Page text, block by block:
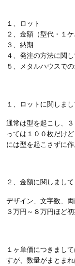
１、ロット
２、金額（型代・１ケ
３、納期
４、発注の方法に関し
５、メタルハウスで
１、ロットに関しまし
通常は型を起こし、
っては１００枚だけ
には型を起こさずに
２、金額に関しまし
デザイン、文字数、
３万円～８万円ほど
１ヶ単価につきまし
すが、数量がまとま